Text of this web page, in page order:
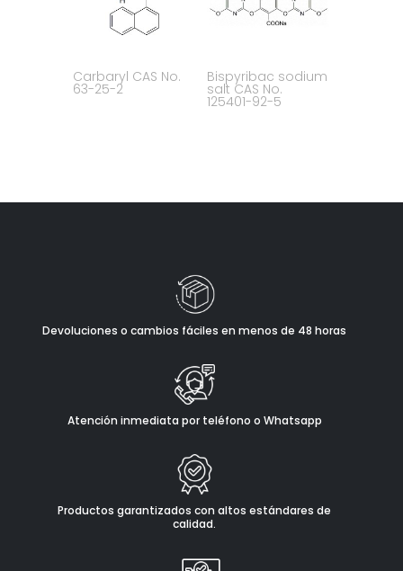
Carbaryl CAS No.
63-25-2
Bispyribac sodium
salt CAS No.
125401-92-5
Devoluciones o cambios fáciles en menos de 48 horas
Atención inmediata por teléfono o Whatsapp
Productos garantizados con altos estándares de
calidad.